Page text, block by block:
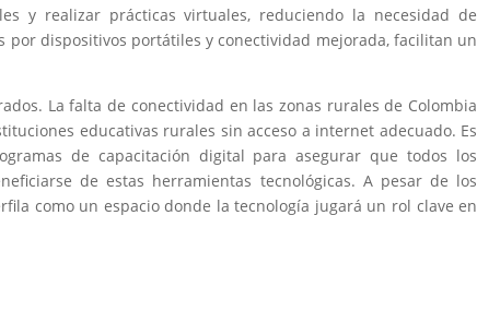
y realizar prácticas virtuales, reduciendo la necesidad de
por dispositivos portátiles y conectividad mejorada, facilitan un
La falta de conectividad en las zonas rurales de Colombia
educativas rurales sin acceso a internet adecuado. Es
de capacitación digital para asegurar que todos los
de estas herramientas tecnológicas. A pesar de los
como un espacio donde la tecnología jugará un rol clave en